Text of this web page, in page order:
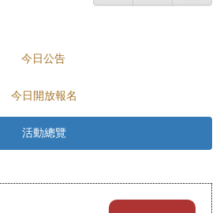
今日公告
今日開放報名
活動總覽